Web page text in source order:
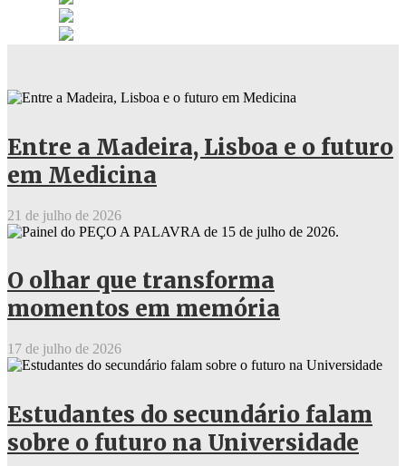
Entre a Madeira, Lisboa e o futuro
em Medicina
21 de julho de 2026
O olhar que transforma
momentos em memória
17 de julho de 2026
Estudantes do secundário falam
sobre o futuro na Universidade